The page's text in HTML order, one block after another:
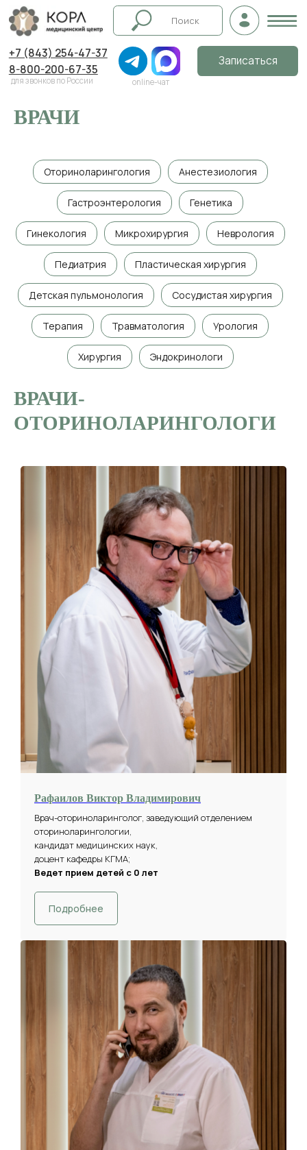
Записаться
online-чат
8-800-200-67-35
ВРАЧИ
Оториноларингология Анестезиология
Гастроэнтерология Генетика
Гинекология Микрохирургия Неврология
Педиатрия Пластическая хирургия
Детская пульмонология Сосудистая хирургия
Терапия Травматология Урология
Хирургия Эндокринологи
ВРАЧИ-
ОТОРИНОЛАРИНГОЛОГИ
Рафаилов Виктор Владимирович
Врач-оториноларинголог, заведующий отделением
оториноларингологии,
кандидат медицинских наук,
доцент кафедры КГМА;
Ведет прием детей с 0 лет
Подробнее